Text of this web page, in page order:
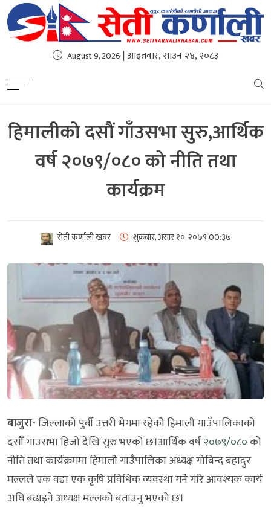
August 9, 2026 | आइतवार, साउन २४, २०८३
हिमालीको दसौं गाँउसभा सुरु,आर्थिक
वर्ष २०७९/०८० को नीति तथा
कार्यक्रम
सेती कर्णाली खबर शुक्रबार, असार १०, २०७९00:३७
बाजुरा-जिल्लाको पुर्वी उत्तरी भेगमा रहेकोे हिमाली गाउँपालिकाको
दसौँ गाउसभा हिजो देखि सुरु भएको छ।आर्थिक वर्ष२०७९/०८०को
नीति तथा कार्यक्रममा हिमाली गाउँपालिका अध्यक्ष गोबिन्द बहादुर
मल्लले एक वडा एक कृषि प्रविधिक व्यवस्था गर्ने गरि आवश्यक कार्य
अघि बढाइने अध्यक्ष मल्लको बताउनु भएको छ।